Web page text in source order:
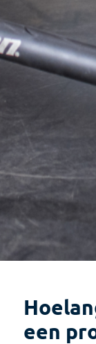
een